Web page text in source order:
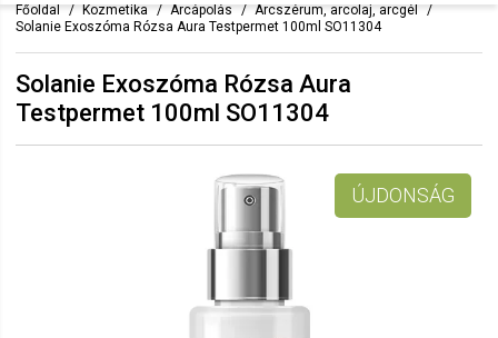
Főoldal Kozmetika Arcápolás
Arcszérum, arcolaj, arcgél
Solanie Exoszóma Rózsa Aura Testpermet 100ml SO11304
Solanie Exoszóma Rózsa Aura
Testpermet 100ml SO11304
ÚJDONSÁG